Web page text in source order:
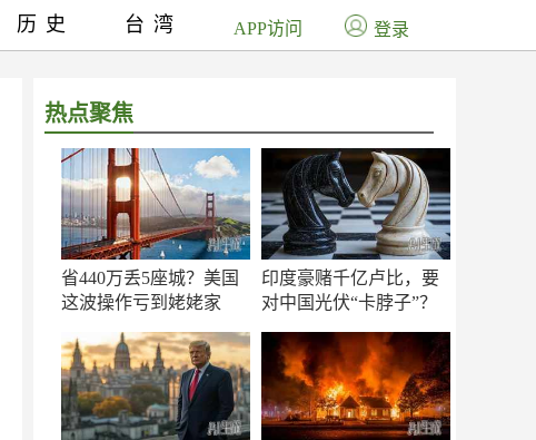
热点聚焦
省440万丢5座城？美国
这波操作亏到姥姥家
印度豪赌千亿卢比，要
对中国光伏“卡脖子”？
历史 台湾 APP访问 登录